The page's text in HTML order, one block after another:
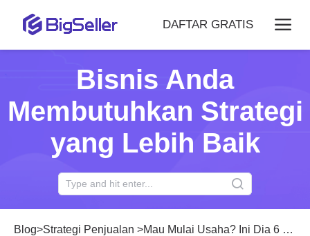
DAFTAR GRATIS
Bisnis Anda
Membutuhkan Strategi
yang Lebih Baik
Blog>Strategi Penjualan >Mau Mulai Usaha? Ini Dia 6 Model Bisnis Beserta Contohnya